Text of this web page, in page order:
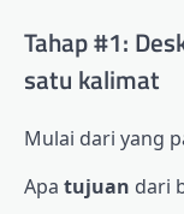
Tahap #1:
satu kalimat
Mulai dari yang
Apa tujuan dari